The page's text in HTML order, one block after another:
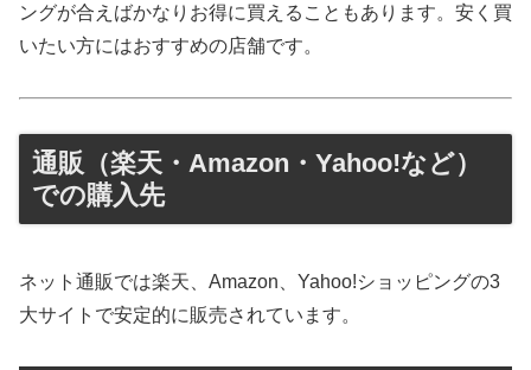
ングが合えばかなりお得に買えることもあります。安く買
いたい方にはおすすめの店舗です。
通販（楽天・Amazon・Yahoo!など）
での購入先
ネット通販では楽天、Amazon、Yahoo!ショッピングの3
大サイトで安定的に販売されています。